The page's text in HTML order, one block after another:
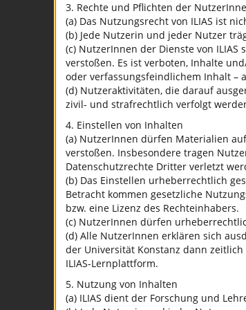
3. Rechte und Pflichten der
(a) Das Nutzungsrecht von ILIAS ist
(b) Jede Nutzerin und jeder Nutzer
(c) NutzerInnen der Dienste von
verstoßen. Es ist verboten, Inhalte
oder verfassungsfeindlichem Inhalt –
(d) Nutzeraktivitäten, die darauf
zivil- und strafrechtlich verfolgt
4. Einstellen von Inhalten
(a) NutzerInnen dürfen Materialien
verstoßen. Insbesondere tragen
Datenschutzrechte Dritter verletzt
(b) Das Einstellen urheberrechtlich
Betracht kommen gesetzliche
bzw. eine Lizenz des Rechteinhabers.
(c) NutzerInnen dürfen
(d) Alle NutzerInnen erklären sich
der Universität Konstanz dann
ILIAS-Lernplattform.
5. Nutzung von Inhalten
(a) ILIAS dient der Forschung und